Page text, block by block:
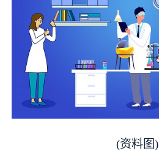
(资料图)